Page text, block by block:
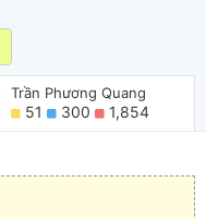
Trần Phương Quang
51 300 1,854